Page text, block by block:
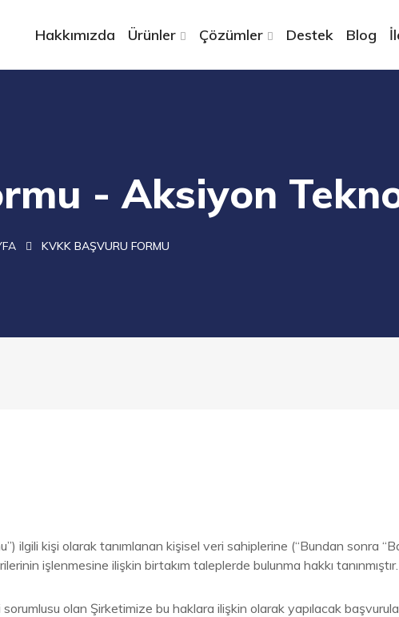
Hakkımızda Ürünler Çözümler Destek Blog
- Aksiyon
KVKK BAŞVURU FORMU
ilgili kişi olarak tanımlanan kişisel veri sahiplerine (“Bundan sonra
işlenmesine ilişkin birtakım taleplerde bulunma hakkı tanınmıştır.
olan Şirketimize bu haklara ilişkin olarak yapılacak